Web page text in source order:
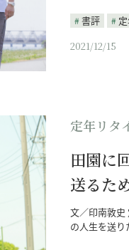
書評
2021/12/15
定年リタ
田園に
送るた
文／印南敦史
の人生を送